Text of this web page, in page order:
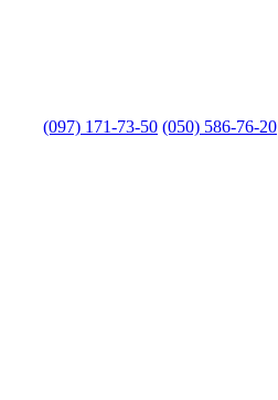
(097) 171-73-50 (050) 586-76-20